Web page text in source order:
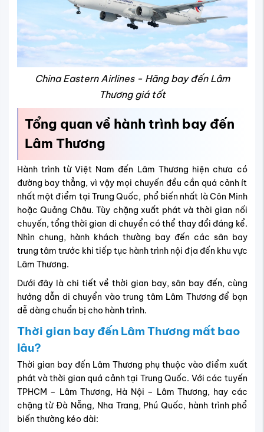
China Eastern Airlines - Hãng bay đến Lâm
Thương giá tốt
Tổng quan về hành trình bay đến
Lâm Thương
Hành trình từ Việt Nam đến Lâm Thương hiện chưa có
đường bay thẳng, vì vậy mọi chuyến đều cần quá cảnh ít
nhất một điểm tại Trung Quốc, phổ biến nhất là Côn Minh
hoặc Quảng Châu. Tùy chặng xuất phát và thời gian nối
chuyến, tổng thời gian di chuyển có thể thay đổi đáng kể.
Nhìn chung, hành khách thường bay đến các sân bay
trung tâm trước khi tiếp tục hành trình nội địa đến khu vực
Lâm Thương.
Dưới đây là chi tiết về thời gian bay, sân bay đến, cùng
hướng dẫn di chuyển vào trung tâm Lâm Thương để bạn
dễ dàng chuẩn bị cho hành trình.
Thời gian bay đến Lâm Thương mất bao
lâu?
Thời gian bay đến Lâm Thương phụ thuộc vào điểm xuất
phát và thời gian quá cảnh tại Trung Quốc. Với các tuyến
TPHCM – Lâm Thương, Hà Nội – Lâm Thương, hay các
chặng từ Đà Nẵng, Nha Trang, Phú Quốc, hành trình phổ
biến thường kéo dài: